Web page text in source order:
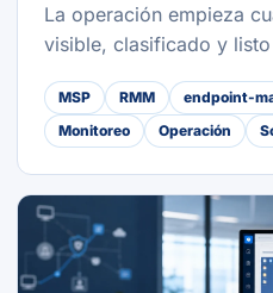
La operación empieza
visible, clasificado y
MSP RMM endpoint-
Monitoreo
Operación